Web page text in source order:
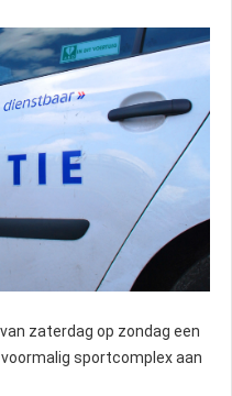
zaterdag op zondag een
sportcomplex aan